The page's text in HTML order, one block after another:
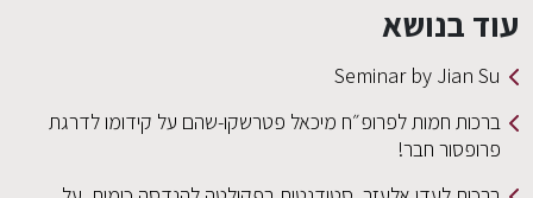
עוד בנושא
Seminar by Jian Su
ברכות חמות לפרופ״ח מיכאל פטרשקו-שהם על קידומו לדרגת
פרופסור חבר!